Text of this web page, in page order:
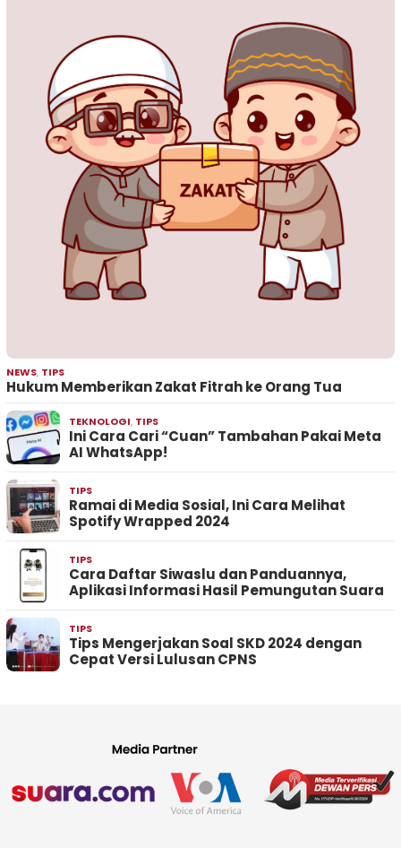
NEWS, TIPS
Hukum Memberikan Zakat Fitrah ke Orang Tua
TEKNOLOGI, TIPS
Ini Cara Cari “Cuan” Tambahan Pakai Meta
AI WhatsApp!
TIPS
Ramai di Media Sosial, Ini Cara Melihat
Spotify Wrapped 2024
TIPS
Cara Daftar Siwaslu dan Panduannya,
Aplikasi Informasi Hasil Pemungutan Suara
TIPS
Tips Mengerjakan Soal SKD 2024 dengan
Cepat Versi Lulusan CPNS